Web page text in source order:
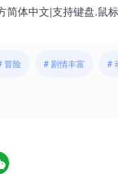
简体中文|支持键盘.鼠
冒险 # 剧情丰富 #